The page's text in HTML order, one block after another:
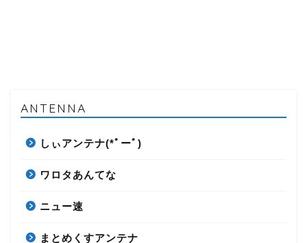
ANTENNA
しぃアンテナ(*ﾟーﾟ)
ワロタあんてな
ニュー速
まとめくすアンテナ